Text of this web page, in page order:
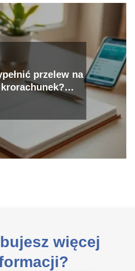
przelew na
przewodnik
więcej